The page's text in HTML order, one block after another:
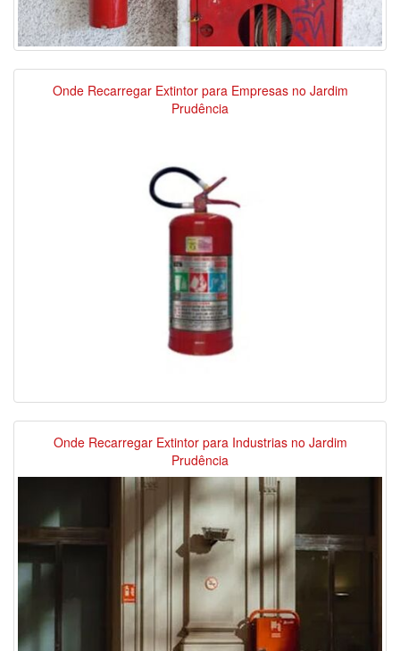
Onde Recarregar Extintor para Empresas no Jardim
Prudência
Onde Recarregar Extintor para Industrias no Jardim
Prudência